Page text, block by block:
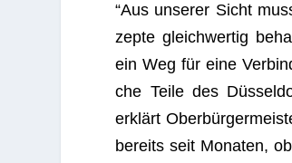
“Aus unse­rer Sicht
zepte gleich­wer­tig
ein Weg für eine
che Teile des
erklärt
bereits seit Mona­ten,